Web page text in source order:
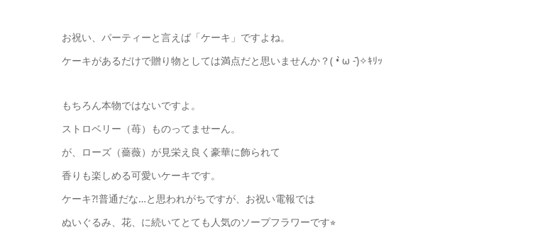
お祝い、パーティーと言えば「ケーキ」ですよね。
ケーキがあるだけで贈り物としては満点だと思いませんか？( • ̀ω ⁃᷄)✧ｷﾘｯ
もちろん本物ではないですよ。
ストロベリー（苺）ものってませーん。
が、ローズ（薔薇）が見栄え良く豪華に飾られて
香りも楽しめる可愛いケーキです。
ケーキ⁈普通だな…と思われがちですが、お祝い電報では
ぬいぐるみ、花、に続いてとても人気のソープフラワーです⭐︎